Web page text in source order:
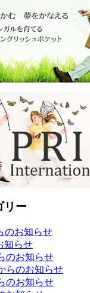
リー
のお知らせ
知らせ
のお知らせ
らのお知らせ
のお知らせ